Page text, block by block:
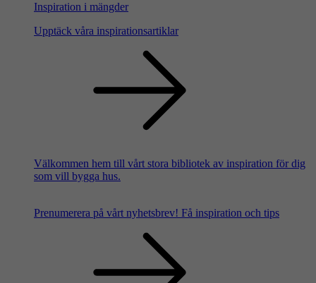
Inspiration i mängder
Upptäck våra inspirationsartiklar
Välkommen hem till vårt stora bibliotek av inspiration för dig
som vill bygga hus.
Prenumerera på vårt nyhetsbrev! Få inspiration och tips